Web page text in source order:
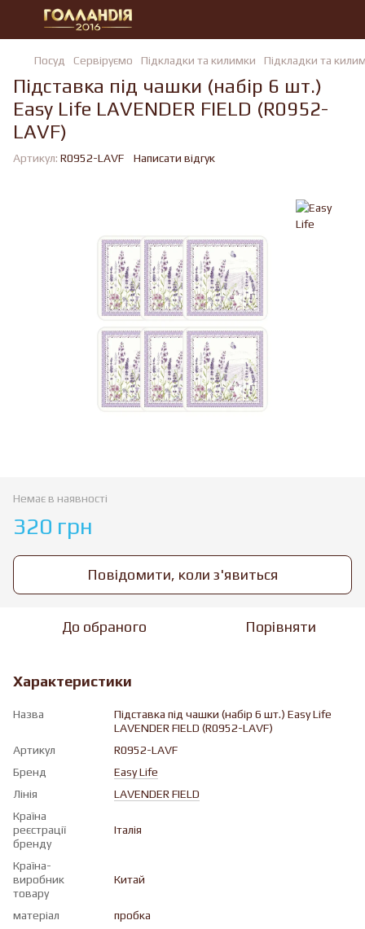
Посуд Сервіруємо Підкладки та килимки Підкладки та
Підставка під чашки (набір 6 шт.)
Easy Life LAVENDER FIELD (R0952-
LAVF)
Артикул: R0952-LAVF Написати відгук
Немає в наявності
320 грн
Повідомити, коли з'явиться
До обраного Порівняти
Характеристики
Назва
Підставка під чашки (набір 6 шт.) Easy Life
LAVENDER FIELD (R0952-LAVF)
Артикул
R0952-LAVF
Бренд
Easy Life
Лінія
LAVENDER FIELD
Країна
реєстрації
бренду
Італія
Країна-
виробник
товару
Китай
матеріал
пробка